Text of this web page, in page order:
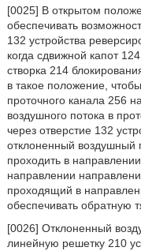
[0025] В открытом
обеспечивать
132 устройства
когда сдвижной капот
створка 214
в такое положение,
проточного канала 256
воздушного потока в
через отверстие 132
отклоненный воздушный
проходить в
направлении
проходящий в
обеспечивать обратную
[0026] Отклоненный
линейную решетку 210